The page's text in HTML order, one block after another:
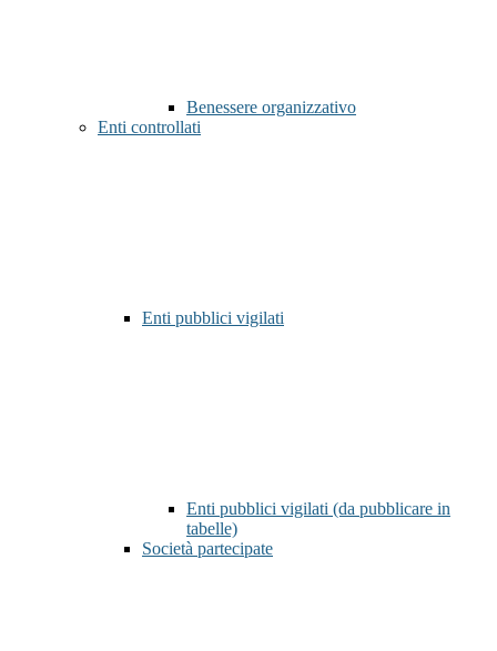
Benessere organizzativo
Enti controllati
Enti pubblici vigilati
Enti pubblici vigilati (da pubblicare in
tabelle)
Società partecipate